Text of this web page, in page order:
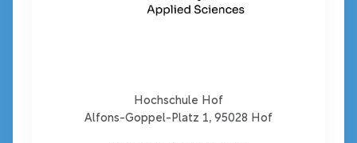
Hochschule Hof
Alfons-Goppel-Platz 1, 95028 Hof